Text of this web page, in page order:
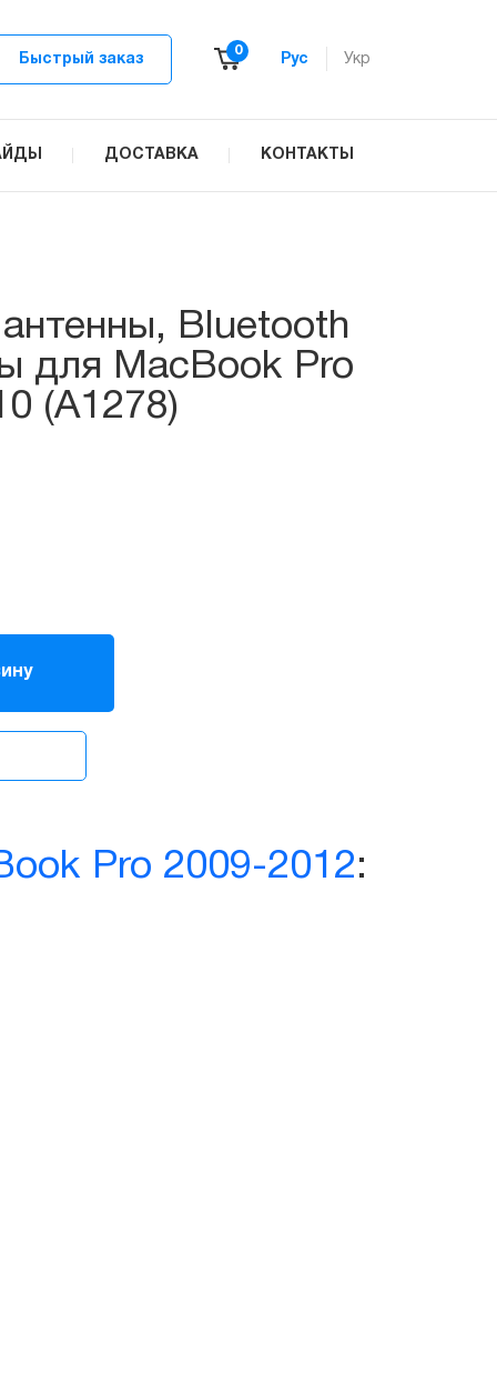
Быстрый заказ
0
Рус Укр
ДОСТАВКА КОНТАКТЫ
Bluetooth
для MacBook Pro
(A1278)
Pro 2009-2012: